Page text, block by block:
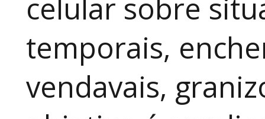
celular sobre
temporais,
vendavais,